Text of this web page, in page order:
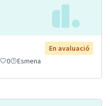
En avaluació
0 Esmena